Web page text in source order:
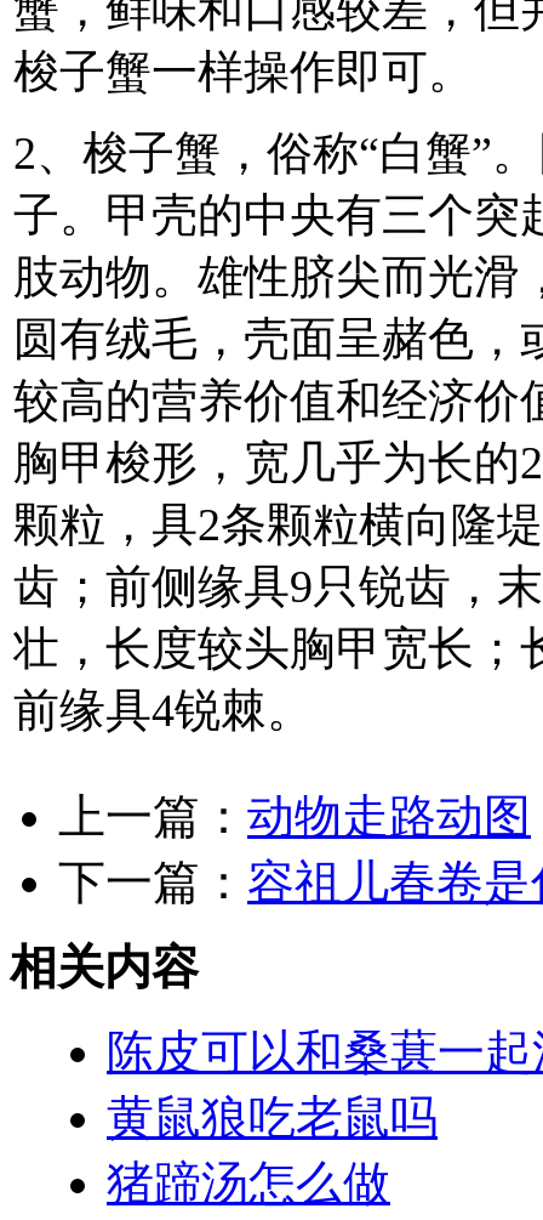
梭子蟹一样操作即可。
2、梭子蟹，俗称“白蟹”
子。甲壳的中央有三个突
肢动物。雄性脐尖而光
圆有绒毛，壳面呈赭色
较高的营养价值和经济价
胸甲梭形，宽几乎为长的
颗粒，具2条颗粒横向隆
齿；前侧缘具9只锐齿，
壮，长度较头胸甲宽长；
前缘具4锐棘。
上一篇： 动物走路动图
下一篇： 容祖儿春卷
相关内容
陈皮可以和桑葚一
黄鼠狼吃老鼠吗
猪蹄汤怎么做